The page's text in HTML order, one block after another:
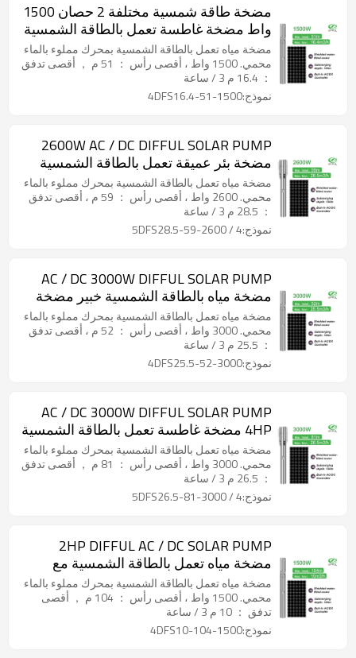
مضخة طاقة شمسية مختلفة 2 حصان 1500
واط مضخة غاطسة تعمل بالطاقة الشمسية
تيار متردد / تيار مستمر مضخة مياه تعمل
بالطاقة الشمسية لمضخة بئر شمسي بئر
عميق للبيع
مضخة مياه تعمل بالطاقة الشمسية بمحرك مملوء بالماء
محمي. 1500 واط ، أقصى رأس ： 51 م ， أقصى تدفق
： 16.4 م 3 / ساعة
نموذج:4DFS16.4-51-1500
2600W AC / DC DIFFUL SOLAR PUMP
مضخة بئر عميقة تعمل بالطاقة الشمسية
للري مضخة غاطسة تعمل بالطاقة الشمسية
مضخة شمسية للبئر
مضخة مياه تعمل بالطاقة الشمسية بمحرك مملوء بالماء
محمي. 2600 واط ، أقصى رأس ： 59 م ، أقصى تدفق
： 28.5 م 3 / ساعة
نموذج:4 / 5DFS28.5-59-2600
AC / DC 3000W DIFFUL SOLAR PUMP
مضخة مياه بالطاقة الشمسية خبير مضخة
الطاقة الشمسية الشركة المصنعة للمضخة
الشمسية بيع
مضخة مياه تعمل بالطاقة الشمسية بمحرك مملوء بالماء
محمي. 3000 واط ، أقصى رأس ： 52 م ، أقصى تدفق
： 25.5 م 3 / ساعة
نموذج:4DFS25.5-52-3000
AC / DC 3000W DIFFUL SOLAR PUMP
4HP مضخة غاطسة تعمل بالطاقة الشمسية
مضخة شمسية للري مضخة مياه تعمل
بالطاقة الشمسية سعر
مضخة مياه تعمل بالطاقة الشمسية بمحرك مملوء بالماء
محمي. 3000 واط ، أقصى رأس ： 81 م ， أقصى تدفق
： 26.5 م 3 / ساعة
نموذج:4 / 5DFS26.5-81-3000
2HP DIFFUL AC / DC SOLAR PUMP
مضخة مياه تعمل بالطاقة الشمسية مع
مضخة غاطسة تعمل بالطاقة الشمسية
مملوءة بالمياه المحمية للري
مضخة مياه تعمل بالطاقة الشمسية بمحرك مملوء بالماء
محمي. 1500 واط ، أقصى رأس ： 104 م ， أقصى
تدفق ： 10 م 3 / ساعة
نموذج:4DFS10-104-1500